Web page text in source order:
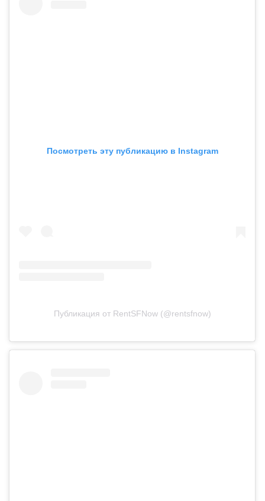
Посмотреть эту публикацию в Instagram
Публикация от RentSFNow (@rentsfnow)